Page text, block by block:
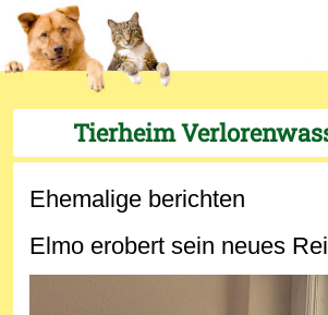
Tierheim
Ehemalige berichten
Elmo erobert sein neues